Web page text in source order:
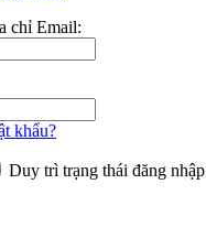
chỉ Email:
khẩu?
Duy trì trạng thái đăng nhập